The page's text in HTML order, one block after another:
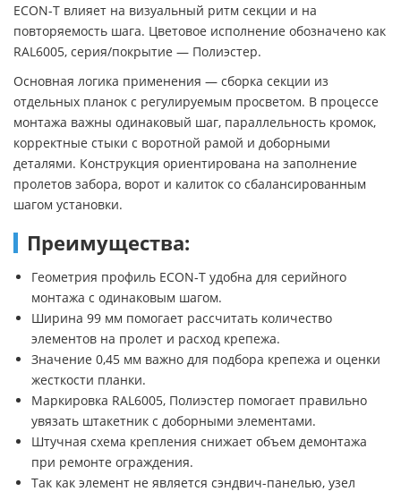
ECON-T влияет на визуальный ритм секции и на
повторяемость шага. Цветовое исполнение обозначено как
RAL6005, серия/покрытие — Полиэстер.
Основная логика применения — сборка секции из
отдельных планок с регулируемым просветом. В процессе
монтажа важны одинаковый шаг, параллельность кромок,
корректные стыки с воротной рамой и доборными
деталями. Конструкция ориентирована на заполнение
пролетов забора, ворот и калиток со сбалансированным
шагом установки.
Преимущества:
Геометрия профиль ECON-T удобна для серийного
монтажа с одинаковым шагом.
Ширина 99 мм помогает рассчитать количество
элементов на пролет и расход крепежа.
Значение 0,45 мм важно для подбора крепежа и оценки
жесткости планки.
Маркировка RAL6005, Полиэстер помогает правильно
увязать штакетник с доборными элементами.
Штучная схема крепления снижает объем демонтажа
при ремонте ограждения.
Так как элемент не является сэндвич-панелью, узел